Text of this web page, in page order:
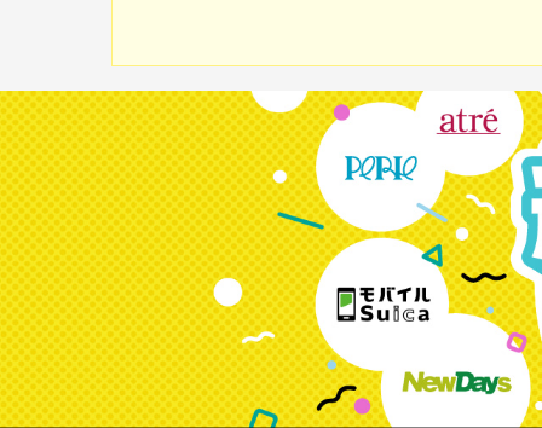
本グ
ルー
プ選
べ
る
ト
ク典
キ
ャ
ン
ペー
ン